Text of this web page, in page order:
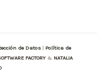
de Datos
Política de
FACTORY& NATALIA